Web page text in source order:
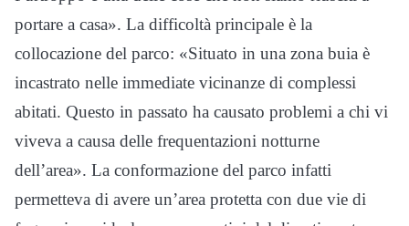
portare a casa». La difficoltà principale è la
collocazione del parco: «Situato in una zona buia è
incastrato nelle immediate vicinanze di complessi
abitati. Questo in passato ha causato problemi a chi vi
viveva a causa delle frequentazioni notturne
dell’area». La conformazione del parco infatti
permetteva di avere un’area protetta con due vie di